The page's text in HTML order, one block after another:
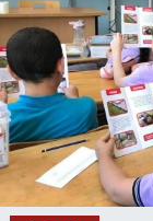
SPOR
YAŞAM
RESMİ